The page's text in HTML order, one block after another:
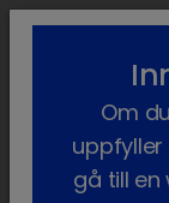
Hypertyreos hos
Om
gå till